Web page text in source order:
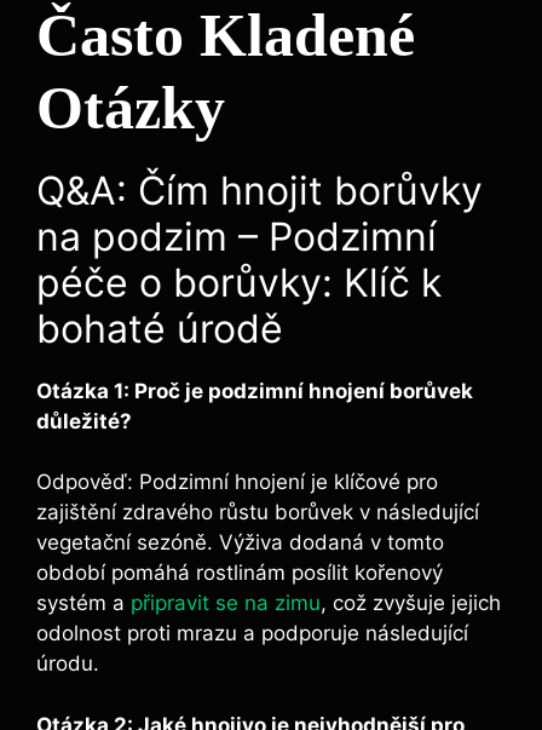
Často Kladené
Otázky
Q&A: Čím hnojit‌ borůvky
‍na podzim – Podzimní
péče o borůvky: Klíč ⁢k
bohaté ⁤úrodě
Otázka 1: Proč ‍je podzimní ⁣hnojení borůvek
‍důležité?
Odpověď: Podzimní ‌hnojení ⁣je klíčové pro
zajištění zdravého růstu borůvek ‍v následující
vegetační sezóně. Výživa dodaná v‍ tomto
období pomáhá rostlinám‍ posílit kořenový
systém a připravit se na zimu, což​ zvyšuje ⁤jejich
​odolnost proti mrazu a podporuje následující
úrodu.
Otázka 2: Jaké hnojivo je nejvhodnější⁢ pro